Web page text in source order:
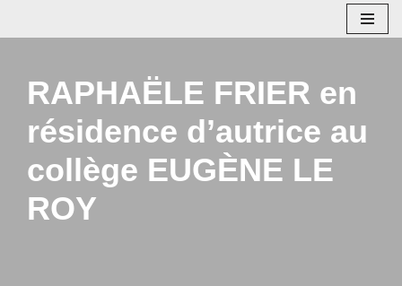
contenu
RAPHAËLE FRIER en
résidence d’autrice au
collège EUGÈNE LE
ROY